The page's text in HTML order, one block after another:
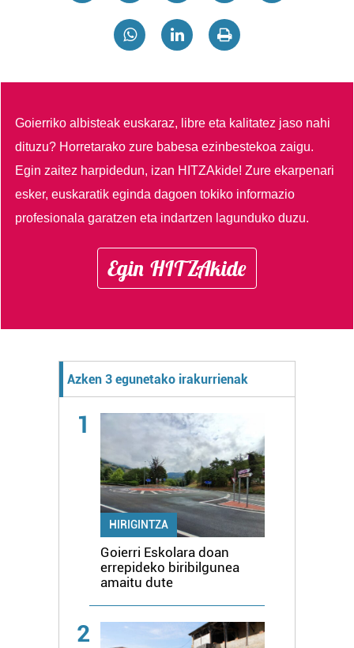
Goierriko albisteak euskaraz, libre eta kalitatez jaso nahi
dituzu? Horretarako zure babesa ezinbestekoa zaigu.
Egin zaitez harpidedun, izan HITZAkide!Zure ekarpenari
esker, euskaratik eginda dagoen tokiko informazio
profesionala garatzen eta indartzen lagunduko duzu.
Egin HITZAkide
Azken 3 egunetako irakurrienak
1
HIRIGINTZA
Goierri Eskolara doan
errepideko biribilgunea
amaitu dute
2